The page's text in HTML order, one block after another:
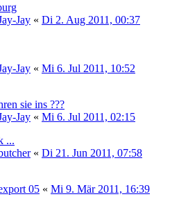
Jay « Di 2. Aug 2011, 00:37
Jay « Mi 6. Jul 2011, 10:52
sie ins ???
Jay « Mi 6. Jul 2011, 02:15
...
« Di 21. Jun 2011, 07:58
05 « Mi 9. Mär 2011, 16:39